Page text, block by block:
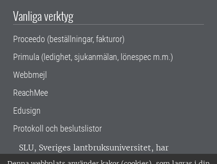
Vanliga verktyg
Proceedo (beställningar, fakturor)
Primula (ledighet, sjukanmälan, lönespec m.m.)
Webbmejl
ReachMee
Edusign
Protokoll och beslutslistor
SLU, Sveriges lantbruksuniversitet, har
verksamhet över hela Sverige. Huvudorter är